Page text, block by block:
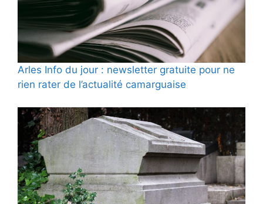
Arles Info du jour : newsletter gratuite pour ne
rien rater de l’actualité camarguaise